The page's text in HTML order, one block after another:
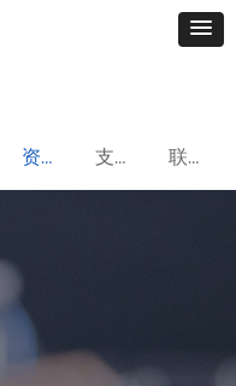
资讯中心 支持与服务 联系我们